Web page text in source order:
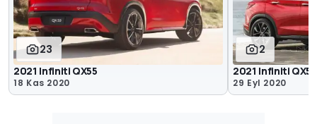
23
2021 Infiniti QX55
18 Kas 2020
2
2021 Infiniti
29 Eyl 2020